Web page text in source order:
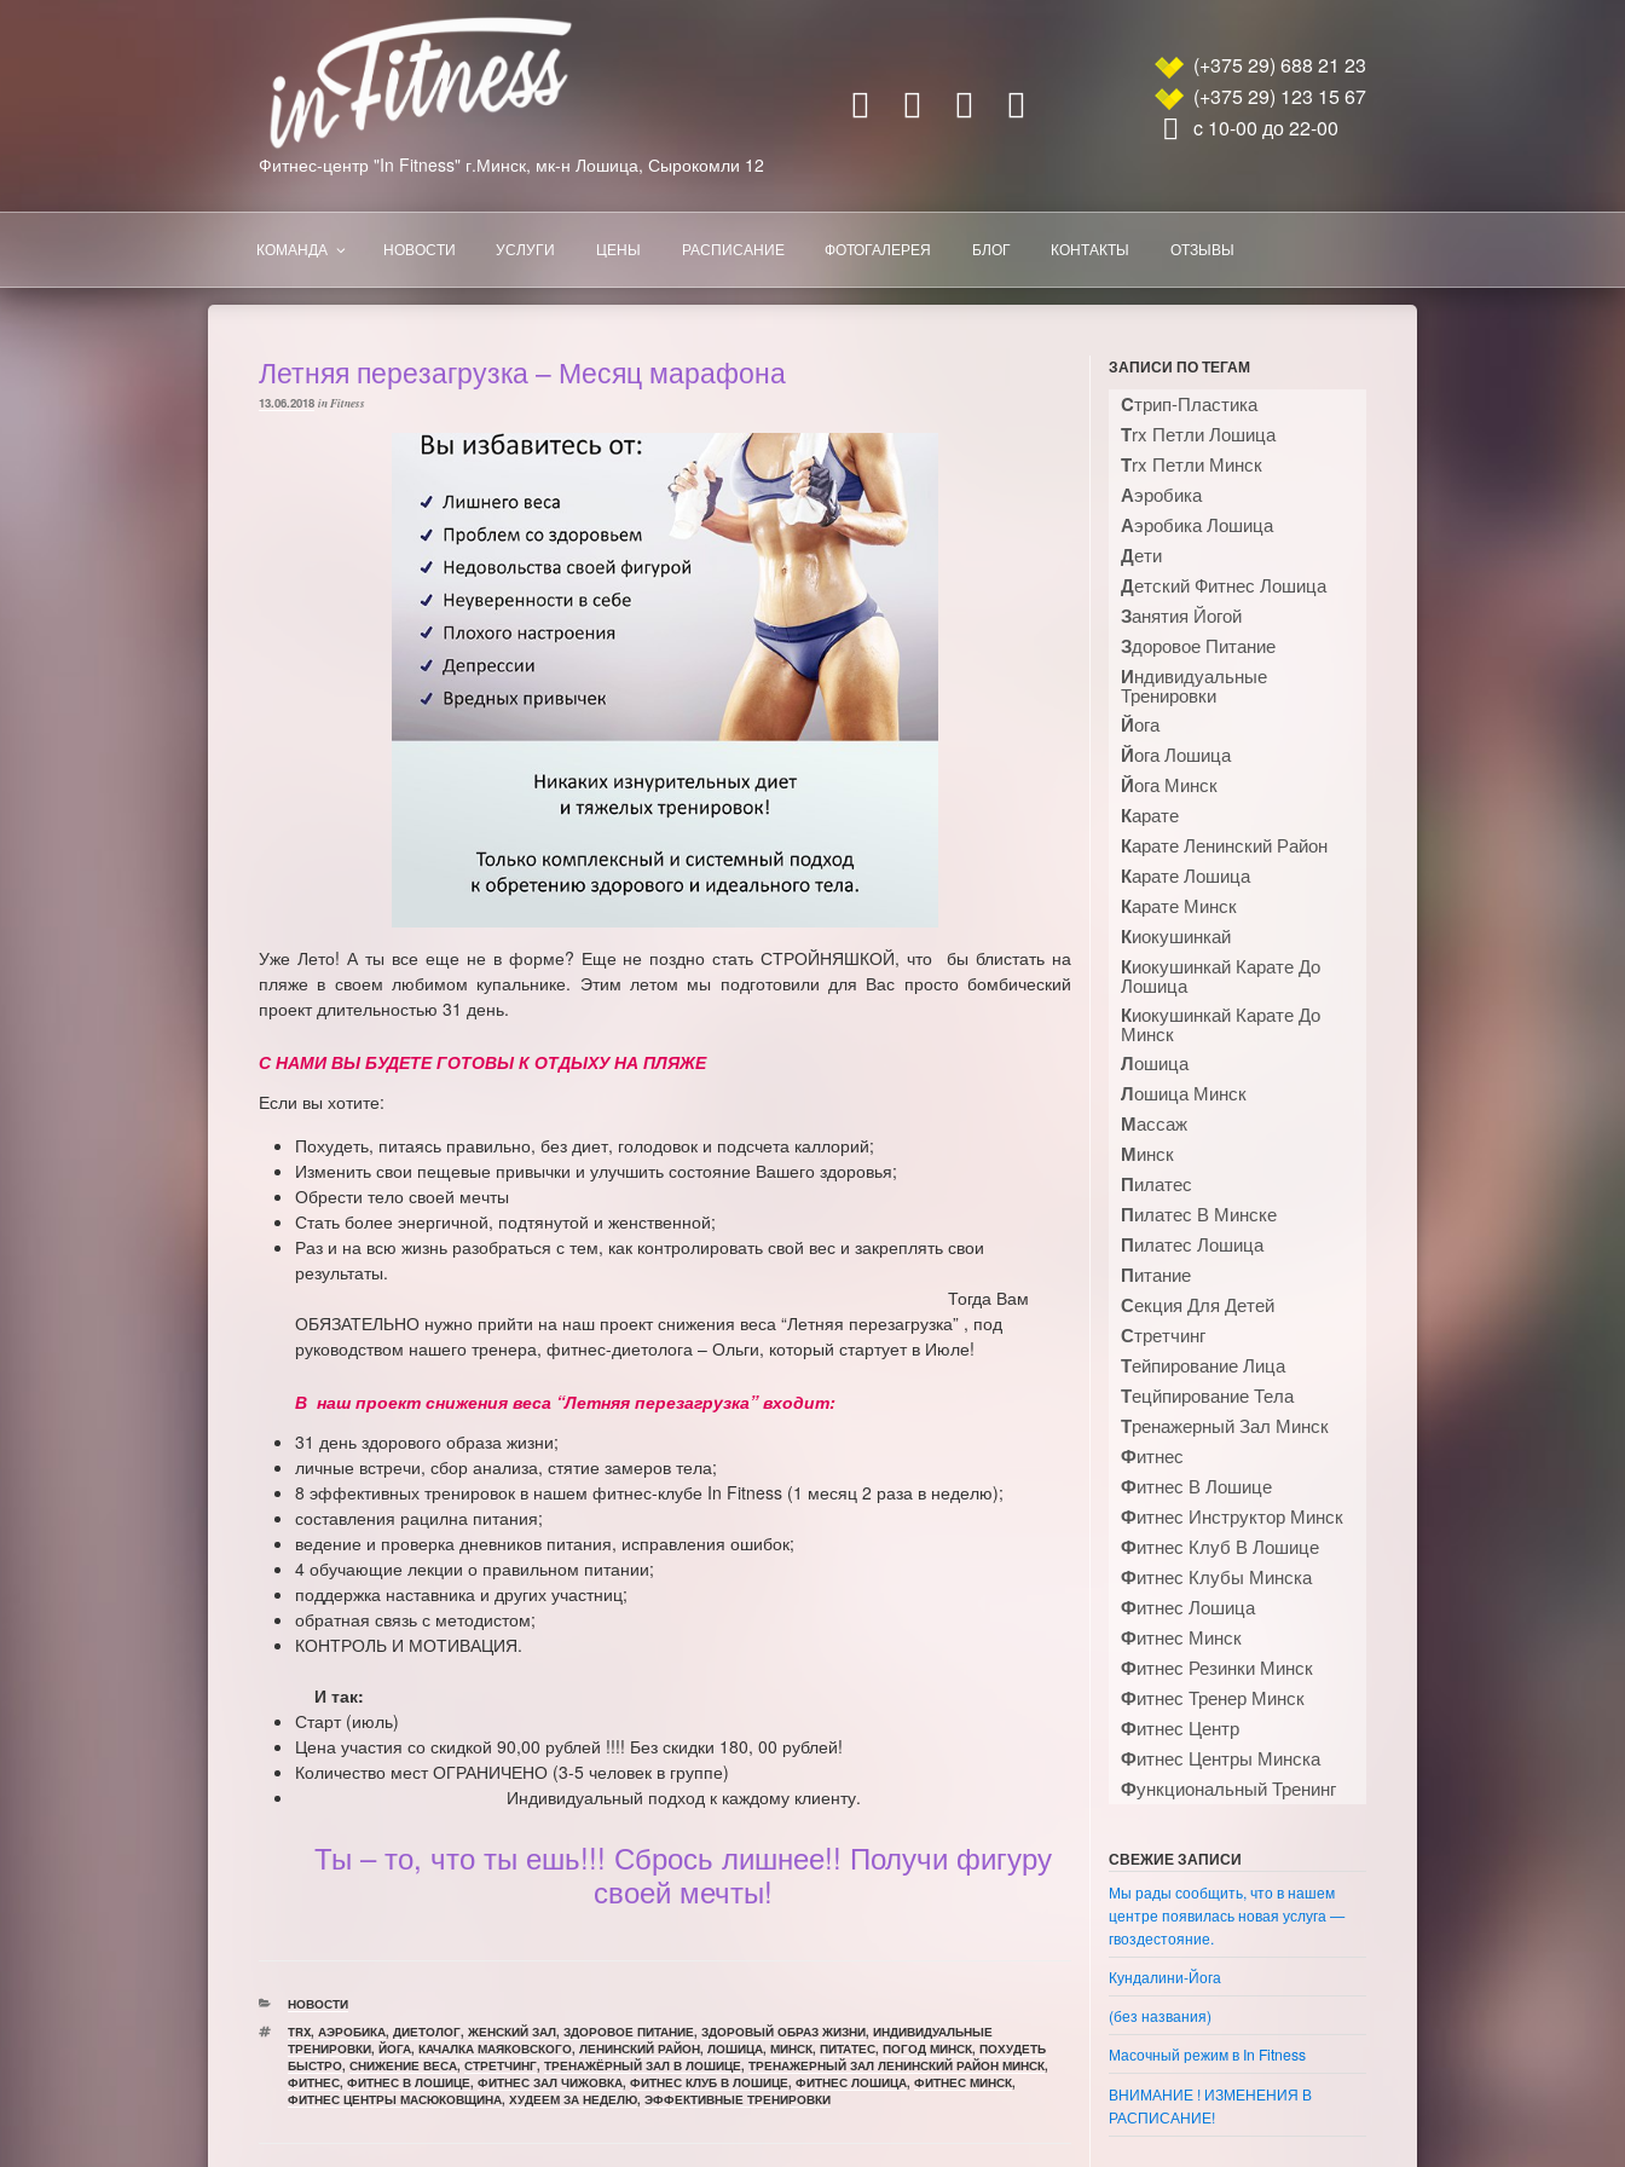
Фитнес-центр "In Fitness" г.Минск, мк-н Лошица, Сырокомли 12
(+375 29) 688 21 23
(+375 29) 123 15 67
c 10-00 до 22-00
КОМАНДА НОВОСТИ УСЛУГИ ЦЕНЫ РАСПИСАНИЕ ФОТОГАЛЕРЕЯ БЛОГ КОНТАКТЫ ОТЗЫВЫ
Летняя перезагрузка – Месяц марафона
ОПУБЛИКОВАНО
13.06.2018 in Fitness
Уже Лето! А ты все еще не в форме? Еще не поздно стать СТРОЙНЯШКОЙ, что бы блистать на
пляже в своем любимом купальнике. Этим летом мы подготовили для Вас просто бомбический
проект длительностью 31 день.
С НАМИ ВЫ БУДЕТЕ ГОТОВЫ К ОТДЫХУ НА ПЛЯЖЕ
Если вы хотите:
Похудеть, питаясь правильно, без диет, голодовок и подсчета каллорий;
Изменить свои пещевые привычки и улучшить состояние Вашего здоровья;
Обрести тело своей мечты
Стать более энергичной, подтянутой и женственной;
Раз и на всю жизнь разобраться с тем, как контролировать свой вес и закреплять свои
результаты.
Тогда Вам
ОБЯЗАТЕЛЬНО нужно прийти на наш проект снижения веса “Летняя перезагрузка” , под
руководством нашего тренера, фитнес-диетолога – Ольги, который стартует в Июле!
В наш проект снижения веса “Летняя перезагрузка” входит:
31 день здорового образа жизни;
личные встречи, сбор анализа, стятие замеров тела;
8 эффективных тренировок в нашем фитнес-клубе In Fitness (1 месяц 2 раза в неделю);
составления рацилна питания;
ведение и проверка дневников питания, исправления ошибок;
4 обучающие лекции о правильном питании;
поддержка наставника и других участниц;
обратная связь с методистом;
КОНТРОЛЬ И МОТИВАЦИЯ.
И так:
Старт (июль)
Цена участия со скидкой 90,00 рублей !!!! Без скидки 180, 00 рублей!
Количество мест ОГРАНИЧЕНО (3-5 человек в группе)
Индивидуальный подход к каждому клиенту.
Ты – то, что ты ешь!!! Сбрось лишнее!! Получи фигуру
своей мечты!
РУБРИКИ
НОВОСТИ
МЕТКИ
TRX,АЭРОБИКА,ДИЕТОЛОГ,ЖЕНСКИЙ ЗАЛ,ЗДОРОВОЕ ПИТАНИЕ,ЗДОРОВЫЙ ОБРАЗ ЖИЗНИ,ИНДИВИДУАЛЬНЫЕ
ТРЕНИРОВКИ,ЙОГА,КАЧАЛКА МАЯКОВСКОГО,ЛЕНИНСКИЙ РАЙОН,ЛОШИЦА,МИНСК,ПИТАТЕС,ПОГОД МИНСК,ПОХУДЕТЬ
БЫСТРО,СНИЖЕНИЕ ВЕСА,СТРЕТЧИНГ,ТРЕНАЖЁРНЫЙ ЗАЛ В ЛОШИЦЕ,ТРЕНАЖЕРНЫЙ ЗАЛ ЛЕНИНСКИЙ РАЙОН МИНСК,
ФИТНЕС,ФИТНЕС В ЛОШИЦЕ,ФИТНЕС ЗАЛ ЧИЖОВКА,ФИТНЕС КЛУБ В ЛОШИЦЕ,ФИТНЕС ЛОШИЦА,ФИТНЕС МИНСК,
ФИТНЕС ЦЕНТРЫ МАСЮКОВЩИНА,ХУДЕЕМ ЗА НЕДЕЛЮ,ЭФФЕКТИВНЫЕ ТРЕНИРОВКИ
ЗАПИСИ ПО ТЕГАМ
Cтрип-Пластика
Trx Петли Лошица
Trx Петли Минск
Аэробика
Аэробика Лошица
Дети
Детский Фитнес Лошица
Занятия Йогой
Здоровое Питание
Индивидуальные
Тренировки
Йога
Йога Лошица
Йога Минск
Карате
Карате Ленинский Район
Карате Лошица
Карате Минск
Киокушинкай
Киокушинкай Карате До
Лошица
Киокушинкай Карате До
Минск
Лошица
Лошица Минск
Массаж
Минск
Пилатес
Пилатес В Минске
Пилатес Лошица
Питание
Секция Для Детей
Стретчинг
Тейпирование Лица
Тецйпирование Тела
Тренажерный Зал Минск
Фитнес
Фитнес В Лошице
Фитнес Инструктор Минск
Фитнес Клуб В Лошице
Фитнес Клубы Минска
Фитнес Лошица
Фитнес Минск
Фитнес Резинки Минск
Фитнес Тренер Минск
Фитнес Центр
Фитнес Центры Минска
Функциональный Тренинг
СВЕЖИЕ ЗАПИСИ
Мы рады сообщить, что в нашем
центре появилась новая услуга —
гвоздестояние.
Кундалини-Йога
(без названия)
Масочный режим в In Fitness
ВНИМАНИЕ ! ИЗМЕНЕНИЯ В
РАСПИСАНИЕ!